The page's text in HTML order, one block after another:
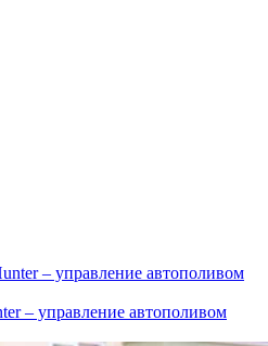
– управление автополивом